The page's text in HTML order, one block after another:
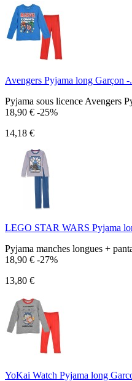
Avengers Pyjama long Garçon -
Pyjama sous licence Avengers
18,90 € -25%
14,18 €
LEGO STAR WARS Pyjama
Pyjama manches longues +
18,90 € -27%
13,80 €
YoKai Watch Pyjama long